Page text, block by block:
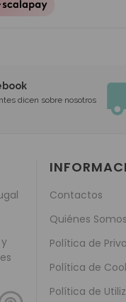
dicen sobre nosotros
Contactos
Quiénes Somos
Política de
Política de
Política de